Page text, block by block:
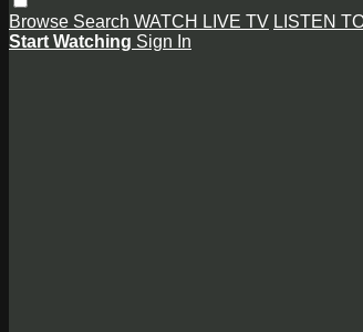
Browse Search WATCH LIVE TV LISTEN
Start Watching Sign In